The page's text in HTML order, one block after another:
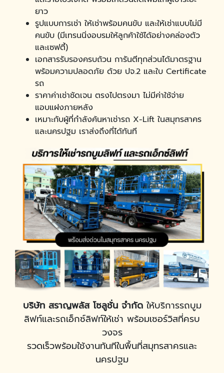
ยาว
รูปแบบการเช่า ให้เช่าพร้อมคนขับ และให้เช่าแบบไม่มี
คนขับ (มีเทรนนิ่งอบรมให้ลูกค้าใช้ได้อย่างคล่องตัว
และเซฟตี้)
เอกสารรับรองครบถ้วน การันตีทุกส่วนได้มาตรฐาน
พร้อมความปลอดภัย ด้วย ปจ.2 และใบ Certificate
รถ
ราคาค่าเช่าชัดเจน ตรงไปตรงมา ไม่มีค่าใช้จ่าย
แอบแฝงภายหลัง
เหมาะกับผู้ที่กำลังค้นหาเช่ารถ X-Lift ในสมุทรสาคร
และนครปฐม เราส่งถึงที่ได้ทันที
บริษัท สราญพลัส โซลูชั่น จำกัดให้บริการรถบูม
ลิฟท์และรถเอ็กซ์ลิฟท์ให้เช่า พร้อมเซอร์วิสที่ครบ
วงจร
รวดเร็วพร้อมใช้งานทันทีในพื้นที่สมุทรสาครและ
นครปฐม